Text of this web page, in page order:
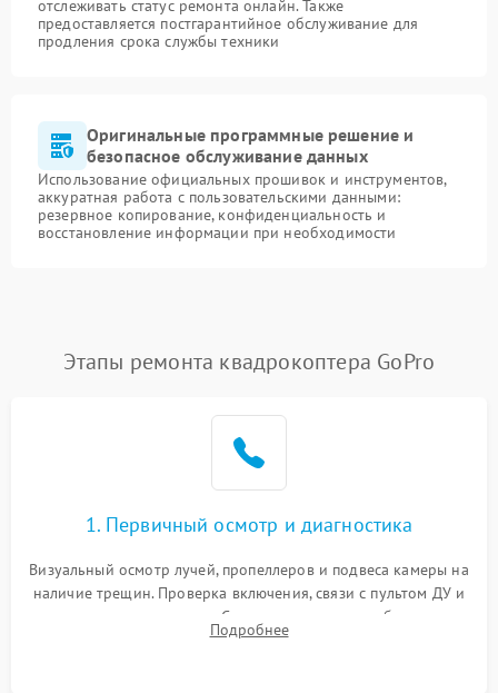
отслеживать статус ремонта онлайн. Также
предоставляется постгарантийное обслуживание для
продления срока службы техники
Оригинальные программные решение и
безопасное обслуживание данных
Использование официальных прошивок и инструментов,
аккуратная работа с пользовательскими данными:
резервное копирование, конфиденциальность и
восстановление информации при необходимости
Этапы ремонта квадрокоптера GoPro
1. Первичный осмотр и диагностика
Визуальный осмотр лучей, пропеллеров и подвеса камеры на
наличие трещин. Проверка включения, связи с пультом ДУ и
передачи видеосигнала. Считывание логов ошибок через
полетное ПО для определения характера неисправности.
Подробнее